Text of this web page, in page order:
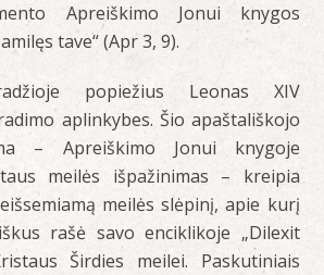
Apreiškimo Jonui knygos
tave“ (Apr 3, 9).
popiežius Leonas XIV
aplinkybes. Šio apaštališkojo
– Apreiškimo Jonui knygoje
meilės išpažinimas – kreipia
meilės slėpinį, apie kurį
rašė savo enciklikoje „Dilexit
Širdies meilei. Paskutiniais